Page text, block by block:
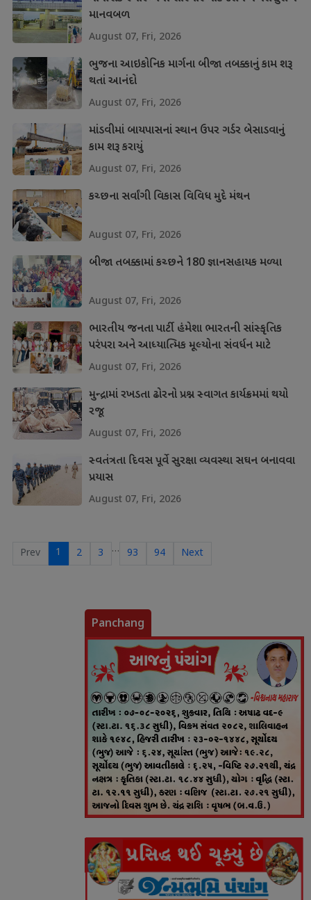
માનવબળ
August 07, Fri, 2026
ભુજના આઇકોનિક માર્ગના બીજા તબક્કાનું કામ શરૂ
થતાં આનંદો
August 07, Fri, 2026
માંડવીમાં બાયપાસનાં સ્થાન ઉપર ગર્ડર બેસાડવાનું
કામ શરૂ કરાયું
August 07, Fri, 2026
કચ્છના સર્વાંગી વિકાસ વિવિધ મુદે મંથન
August 07, Fri, 2026
બીજા તબક્કામાં કચ્છને 180 જ્ઞાનસહાયક મળ્યા
August 07, Fri, 2026
ભારતીય જનતા પાર્ટી હંમેશા ભારતની સાંસ્કૃતિક
પરંપરા અને આધ્યાત્મિક મૂલ્યોના સંવર્ધન માટે
પ્રતિબદ્ધ
August 07, Fri, 2026
મુન્દ્રામાં રખડતા ઢોરનો પ્રશ્ન સ્વાગત કાર્યક્રમમાં થયો
રજૂ
August 07, Fri, 2026
સ્વતંત્રતા દિવસ પૂર્વે સુરક્ષા વ્યવસ્થા સઘન બનાવવા
પ્રયાસ
August 07, Fri, 2026
Prev 1 2 3 … 93 94 Next
Panchang